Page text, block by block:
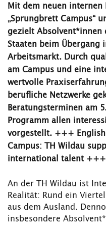
Mit dem neuen
„Sprungbrett Campus“
gezielt Absolvent*innen
Staaten beim Übergang
Arbeitsmarkt. Durch
am Campus und eine
wertvolle
berufliche Netzwerke
Beratungsterminen am
Programm allen
vorgestellt. +++
Campus: TH Wildau
international talent +++
An der TH Wildau ist
Realität: Rund ein
aus dem Ausland.
insbesondere